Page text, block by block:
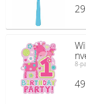
29
8-
49